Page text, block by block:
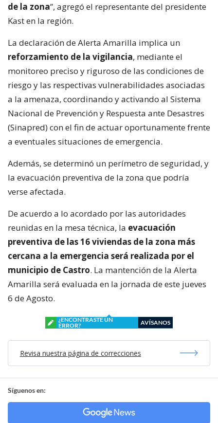
de la zona”, agregó el representante del presidente
Kast en la región.
La declaración de Alerta Amarilla implica un
reforzamiento de la vigilancia, mediante el
monitoreo preciso y riguroso de las condiciones de
riesgo y las respectivas vulnerabilidades asociadas
a la amenaza, coordinando y activando al Sistema
Nacional de Prevención y Respuesta ante Desastres
(Sinapred) con el fin de actuar oportunamente frente
a eventuales situaciones de emergencia.
Además, se determinó un perímetro de seguridad, y
la evacuación preventiva de la zona que podría
verse afectada.
De acuerdo a lo acordado por las autoridades
reunidas en la mesa técnica, la evacuación
preventiva de las 16 viviendas de la zona más
cercana a la emergencia será realizada por el
municipio de Castro. La mantención de la Alerta
Amarilla será evaluada en la jornada de este jueves
6 de Agosto.
¿ENCONTRASTE UN
ERROR?
AVÍSANOS
Revisa nuestra página de correcciones
Síguenos en: